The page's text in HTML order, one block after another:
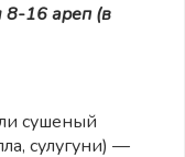
8-16 ареп (в
сушеный
сулугуни) —